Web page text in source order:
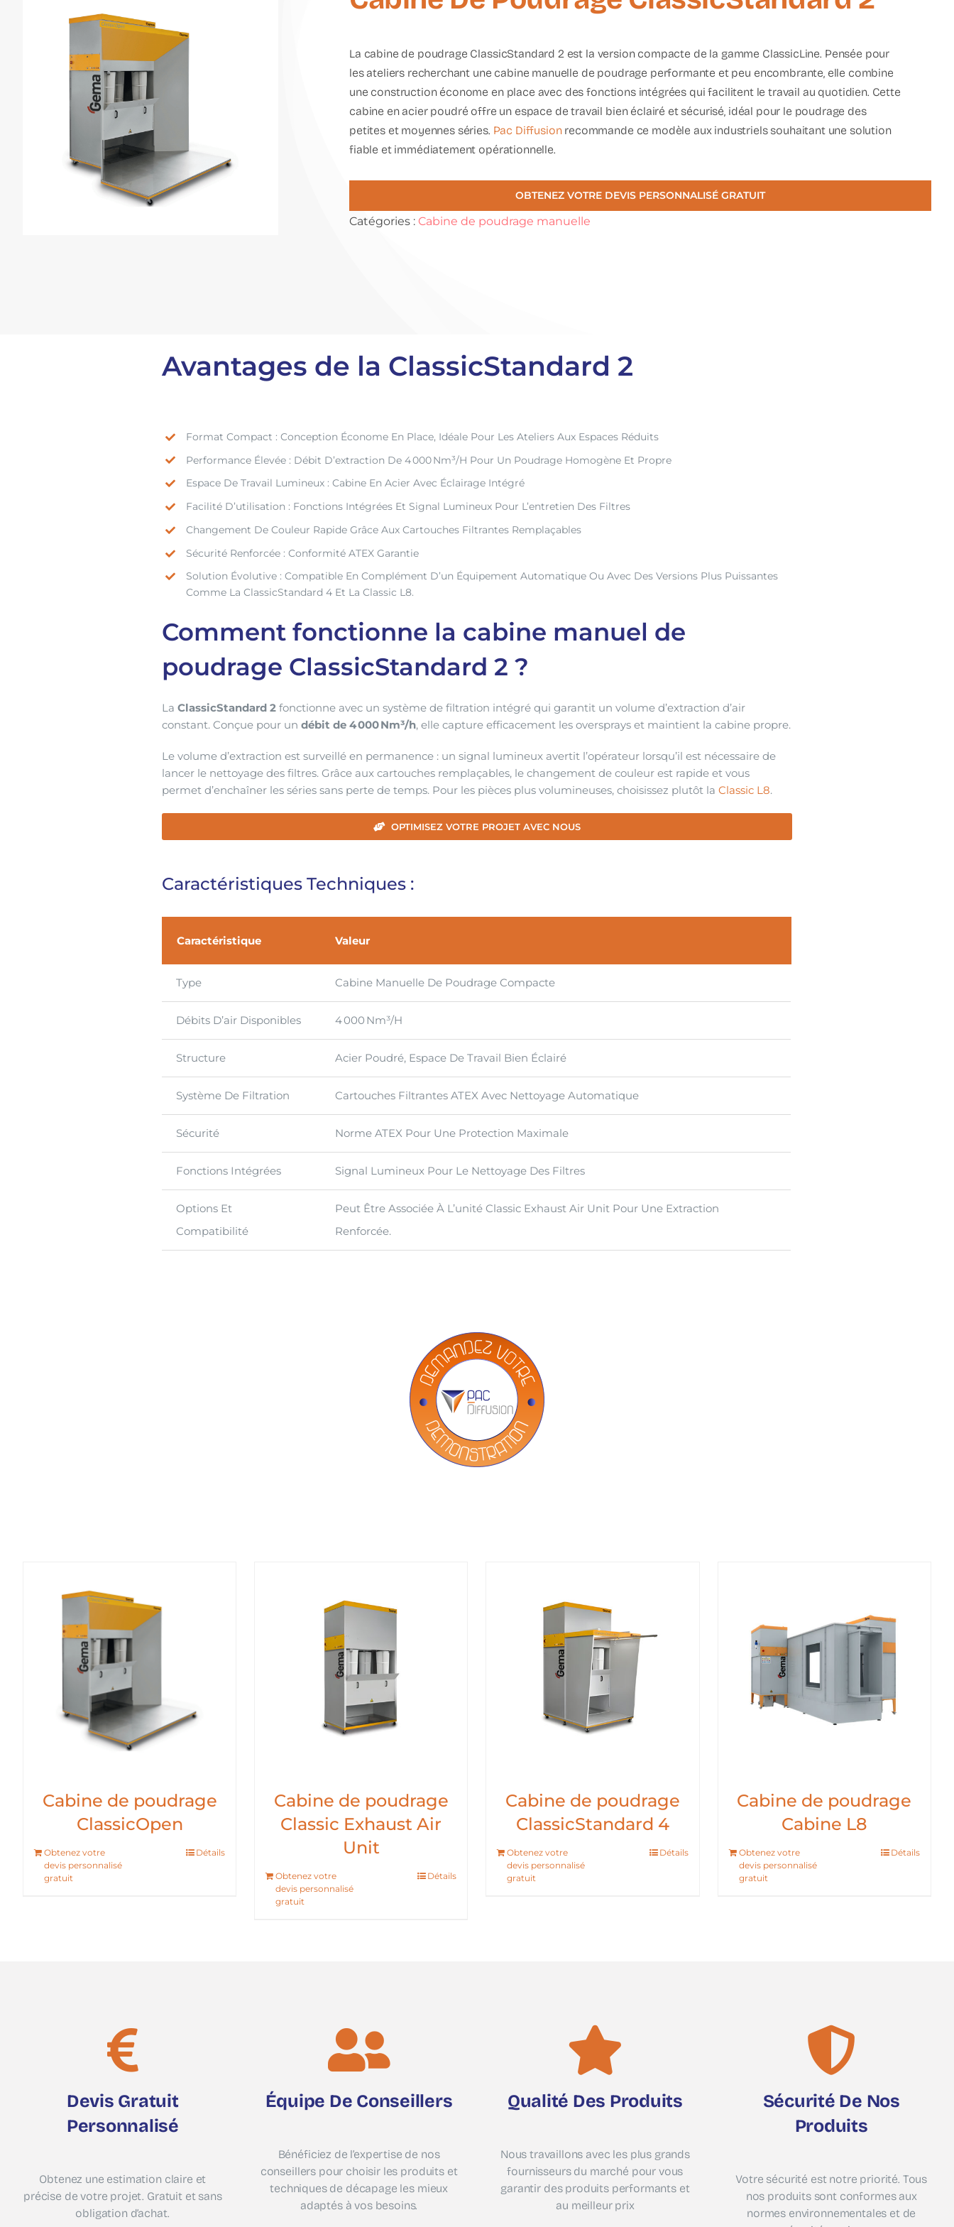
La cabine de poudrage ClassicStandard 2est la version compacte de la gamme ClassicLine. Pensée pour
les ateliers recherchant une cabine manuelle de poudrage performante et peu encombrante, elle combine
une construction économe en place avec des fonctions intégrées qui facilitent le travail au quotidien. Cette
cabine en acier poudré offre un espace de travail bien éclairé et sécurisé, idéal pour le poudrage des
petites et moyennes séries. Pac Diffusionrecommande ce modèle aux industriels souhaitant une solution
fiable et immédiatement opérationnelle.
OBTENEZ VOTRE DEVIS PERSONNALISÉ GRATUIT
Catégories : Cabine de poudrage manuelle
Avantages de la ClassicStandard 2
Format Compact : Conception Économe En Place, Idéale Pour Les Ateliers Aux Espaces Réduits
Performance Élevée : Débit D’extraction De 4 000 Nm³/h Pour Un Poudrage Homogène Et Propre
Espace De Travail Lumineux : Cabine En Acier Avec Éclairage Intégré
Facilité D’utilisation : Fonctions Intégrées Et Signal Lumineux Pour L’entretien Des Filtres
Changement De Couleur Rapide Grâce Aux Cartouches Filtrantes Remplaçables
Sécurité Renforcée : Conformité ATEX Garantie
Solution Évolutive : Compatible En Complément D’un Équipement Automatique Ou Avec Des Versions Plus Puissantes
Comme La ClassicStandard 4 Et La Classic L8.
Comment fonctionne la cabine manuel de
poudrage ClassicStandard 2 ?
LaClassicStandard 2 fonctionne avec un système de filtration intégré qui garantit un volume d’extraction d’air
constant. Conçue pour undébit de 4 000 Nm³/h, elle capture efficacement les oversprays et maintient la cabine propre.
Le volume d’extraction est surveillé en permanence : un signal lumineux avertit l’opérateur lorsqu’il est nécessaire de
lancer le nettoyage des filtres. Grâce aux cartouches remplaçables, le changement de couleur est rapide et vous
permet d’enchaîner les séries sans perte de temps. Pour les pièces plus volumineuses, choisissez plutôt laClassic L8.
OPTIMISEZ VOTRE PROJET AVEC NOUS
Caractéristiques Techniques :
Caractéristique Valeur
Type Cabine Manuelle De Poudrage Compacte
Débits D’air Disponibles 4 000 Nm³/h
Structure Acier Poudré, Espace De Travail Bien Éclairé
Système De Filtration Cartouches Filtrantes ATEX Avec Nettoyage Automatique
Sécurité Norme ATEX Pour Une Protection Maximale
Fonctions Intégrées Signal Lumineux Pour Le Nettoyage Des Filtres
Options Et
Compatibilité
Peut Être Associée À L’unité Classic Exhaust Air Unit Pour Une Extraction
Renforcée.
Cabine de poudrage
ClassicOpen
Obtenez votre
devis personnalisé
gratuit
Détails
Cabine de poudrage
Classic Exhaust Air
Unit
Obtenez votre
devis personnalisé
gratuit
Détails
Cabine de poudrage
ClassicStandard 4
Obtenez votre
devis personnalisé
gratuit
Détails
Cabine de poudrage
Cabine L8
Obtenez votre
devis personnalisé
gratuit
Détails
Devis Gratuit
Personnalisé
Obtenez une estimation claire et
précise de votre projet. Gratuit et sans
obligation d’achat.
Équipe De Conseillers
Bénéficiez de l’expertise de nos
conseillers pour choisir les produits et
techniques de décapage les mieux
adaptés à vos besoins.
Qualité Des Produits
Nous travaillons avec les plus grands
fournisseurs du marché pour vous
garantir des produits performants et
au meilleur prix
Sécurité De Nos
Produits
Votre sécurité est notre priorité. Tous
nos produits sont conformes aux
normes environnementales et de